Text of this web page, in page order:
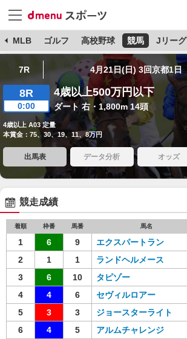
MLB ゴルフ 高校野球 競馬 Jリーグ
7R 4月21日(日) 3回京都1日
8R
0:00
4歳以上500万円以下
ダート 右・1,800m 14頭
4歳以上 A03 定量
本賞金：75、30、19、11、8万円
出馬表 データ分析 オッズ
競走成績
着順 枠番 馬番 馬名
1 6 9 エクスパートラン
2
1 1 ランドヘルメース
3
6 10 タピゾー
4
4 6 セヴィルロアー
5
3 3 ジョースターライト
6
4 5 アルムチャレンジ